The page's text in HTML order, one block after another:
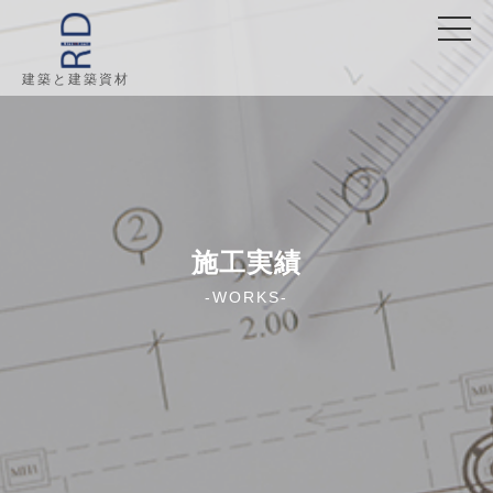
建築と建築資材
施工実績
-WORKS-